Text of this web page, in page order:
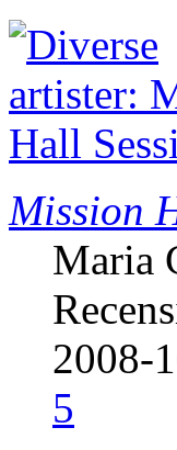
Mission
Maria
2008-
5